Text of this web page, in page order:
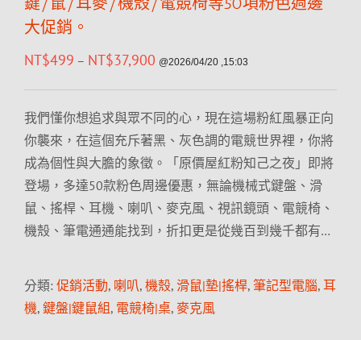
大促銷。
NT$499 – NT$37,900 @2026/04/20 ,15:03
我們懂你想追求與眾不同的心，現在這場粉紅風暴正向
你襲來，在這個充斥著黑、灰色調的電競世界裡，你將
成為個性與大膽的象徵。「原價屋紅粉知己之夜」即將
登場，多達50款粉色周邊優惠，無論機械式鍵盤、滑
鼠、搖桿、耳機、喇叭、麥克風、視訊鏡頭、電競椅、
機殼、筆電通通能找到，折扣更是從幾百到幾千都有…
分類: 促銷活動, 喇叭, 機殼, 滑鼠|墊|搖桿, 筆記型電腦, 耳
機, 鍵盤|鍵鼠組, 電競椅|桌, 麥克風